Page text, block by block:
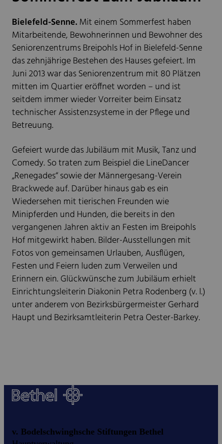
Bielefeld-Senne.Mit einem Sommerfest haben
Mitarbeitende, Bewohnerinnen und Bewohner des
Seniorenzentrums Breipohls Hof in Bielefeld-Senne
das zehnjährige Bestehen des Hauses gefeiert. Im
Juni 2013 war das Seniorenzentrum mit 80 Plätzen
mitten im Quartier eröffnet worden – und ist
seitdem immer wieder Vorreiter beim Einsatz
technischer Assistenzsysteme in der Pflege und
Betreuung.
Gefeiert wurde das Jubiläum mit Musik, Tanz und
Comedy. So traten zum Beispiel die LineDancer
„Renegades“ sowie der Männergesang-Verein
Brackwede auf. Darüber hinaus gab es ein
Wiedersehen mit tierischen Freunden wie
Minipferden und Hunden, die bereits in den
vergangenen Jahren aktiv an Festen im Breipohls
Hof mitgewirkt haben. Bilder-Ausstellungen mit
Fotos von gemeinsamen Urlauben, Ausflügen,
Festen und Feiern luden zum Verweilen und
Erinnern ein. Glückwünsche zum Jubiläum erhielt
Einrichtungsleiterin Diakonin Petra Rodenberg (v. l.)
unter anderem von Bezirksbürgermeister Gerhard
Haupt und Bezirksamtleiterin Petra Oester-Barkey.
v. Bodelschwinghsche Stiftungen Bethel